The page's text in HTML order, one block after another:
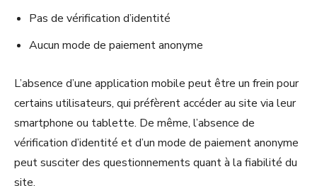
Pas de vérification d’identité
Aucun mode de paiement anonyme
L’absence d’une application mobile peut être un frein pour
certains utilisateurs, qui préfèrent accéder au site via leur
smartphone ou tablette. De même, l’absence de
vérification d’identité et d’un mode de paiement anonyme
peut susciter des questionnements quant à la fiabilité du
site.